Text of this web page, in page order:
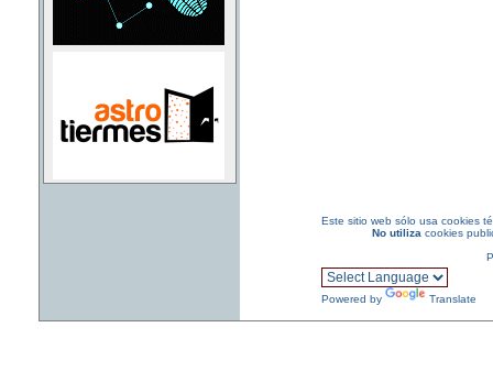
Este sitio web sólo usa cookies
No utiliza cookies
Powered by Translate